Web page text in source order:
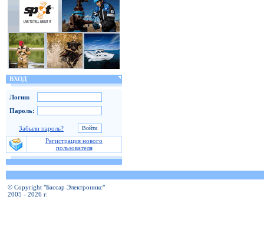
ВХОД
Логин:
Пароль:
Забыли пароль?
Регистрация нового
пользователя
© Copyright "Бассар Электроникс"
2005 - 2026 г.